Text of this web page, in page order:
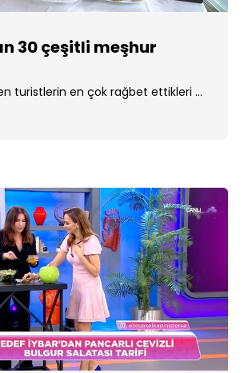
30 çeşitli meşhur
turistlerin en çok rağbet ettikleri ...